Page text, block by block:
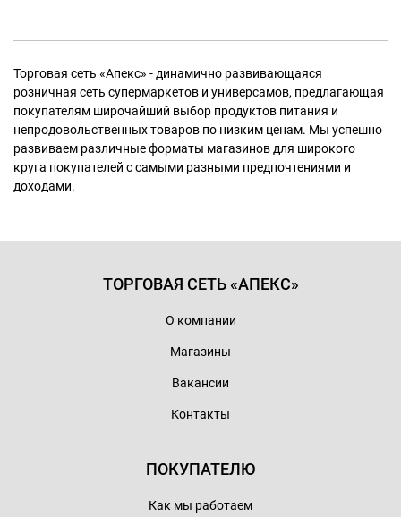
Торговая сеть «Апекс» - динамично развивающаяся
розничная сеть супермаркетов и универсамов, предлагающая
покупателям широчайший выбор продуктов питания и
непродовольственных товаров по низким ценам. Мы успешно
развиваем различные форматы магазинов для широкого
круга покупателей с самыми разными предпочтениями и
доходами.
ТОРГОВАЯ СЕТЬ «АПЕКС»
О компании
Магазины
Вакансии
Контакты
ПОКУПАТЕЛЮ
Как мы работаем